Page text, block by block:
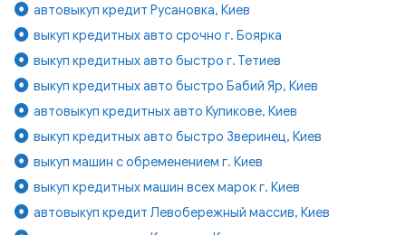
автовыкуп кредит Русановка, Киев
выкуп кредитных авто срочно г. Боярка
выкуп кредитных авто быстро г. Тетиев
выкуп кредитных авто быстро Бабий Яр, Киев
автовыкуп кредитных авто Куликове, Киев
выкуп кредитных авто быстро Зверинец, Киев
выкуп машин с обременением г. Киев
выкуп кредитных машин всех марок г. Киев
автовыкуп кредит Левобережный массив, Киев